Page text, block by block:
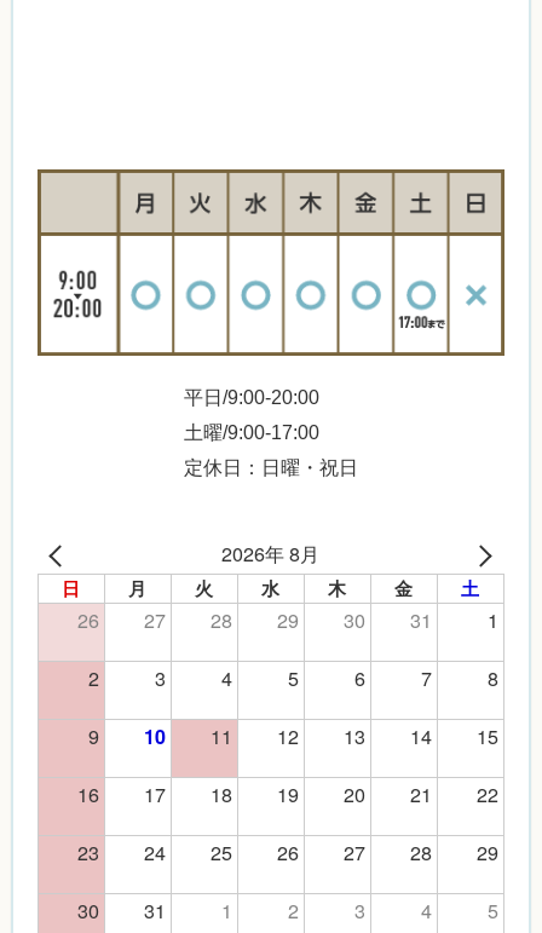
平日/9:00-20:00
土曜/9:00-17:00
定休日：日曜・祝日
2026年 8月
日 月 火 水 木 金 土
26 27 28 29 30 31
1
2
3 4 5 6 7
8
9
10 11 12 13 14
15
16
17 18 19 20 21
22
23
24 25 26 27 28
29
30
31 1 2 3 4 5